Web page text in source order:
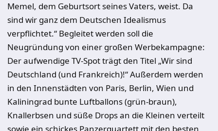
Memel, dem Geburtsort seines Vaters, weist. Da
sind wir ganz dem Deutschen Idealismus
verpflichtet.“ Begleitet werden soll die
Neugründung von einer großen Werbekampagne:
Der aufwendige TV-Spot trägt den Titel „Wir sind
Deutschland (und Frankreich)!“ Außerdem werden
in den Innenstädten von Paris, Berlin, Wien und
Kaliningrad bunte Luftballons (grün-braun),
Knallerbsen und süße Drops an die Kleinen verteilt